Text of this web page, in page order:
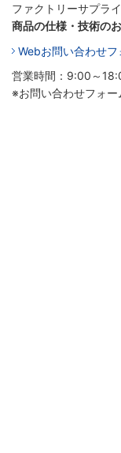
ファクトリーサプラ
商品の仕様・技術の
Webお問い合わせフ
営業時間：9:00～
※お問い合わせフォー